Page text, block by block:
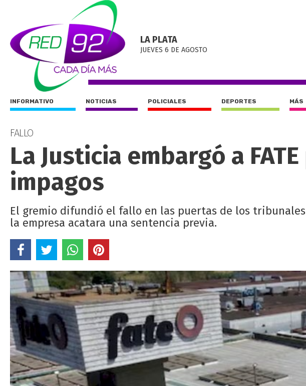
LA PLATA
JUEVES 6 DE AGOSTO
INFORMATIVO NOTICIAS POLICIALES DEPORTES MÁS
FALLO
La Justicia embargó a
impagos
El gremio difundió el fallo en las puertas de los
la empresa acatara una sentencia previa.